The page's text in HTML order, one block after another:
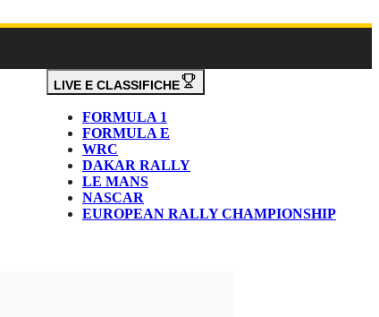
LIVE E CLASSIFICHE
FORMULA 1
FORMULA E
WRC
DAKAR RALLY
LE MANS
NASCAR
EUROPEAN RALLY CHAMPIONSHIP